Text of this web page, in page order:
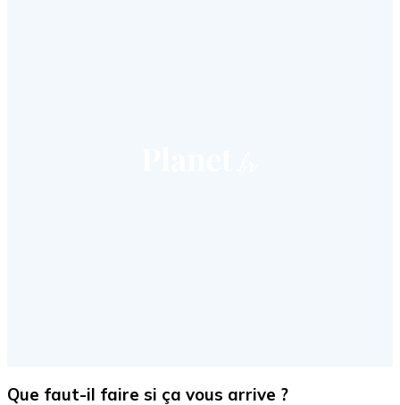
Que faut-il faire si ça vous arrive ?